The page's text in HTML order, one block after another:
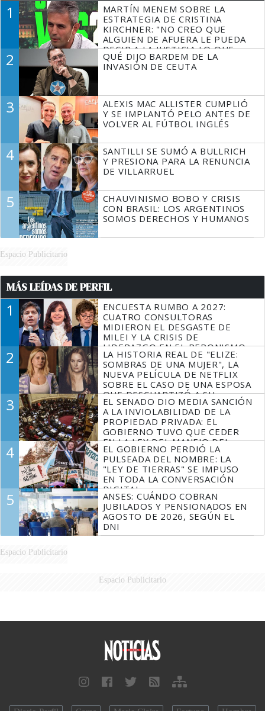
1
MARTÍN MENEM SOBRE LA
ESTRATEGIA DE CRISTINA
KIRCHNER: "NO CREO QUE
ALGUIEN DE AFUERA LE PUEDA
DECIR A LA JUSTICIA LO QUE
TIENE QUE HACER"
2
QUÉ DIJO BARDEM DE LA
INVASIÓN DE CEUTA
3
ALEXIS MAC ALLISTER CUMPLIÓ
Y SE IMPLANTÓ PELO ANTES DE
VOLVER AL FÚTBOL INGLÉS
4
SANTILLI SE SUMÓ A BULLRICH
Y PRESIONA PARA LA RENUNCIA
DE VILLARRUEL
5
CHAUVINISMO BOBO Y CRISIS
CON BRASIL: LOS ARGENTINOS
SOMOS DERECHOS Y HUMANOS
Espacio Publicitario
MÁS LEÍDAS DE PERFIL
1
ENCUESTA RUMBO A 2027:
CUATRO CONSULTORAS
MIDIERON EL DESGASTE DE
MILEI Y LA CRISIS DE
LIDERAZGO EN EL PERONISMO
2
LA HISTORIA REAL DE "ELIZE:
SOMBRAS DE UNA MUJER", LA
NUEVA PELÍCULA DE NETFLIX
SOBRE EL CASO DE UNA ESPOSA
QUE DESCUARTIZÓ A SU
MARIDO
3
EL SENADO DIO MEDIA SANCIÓN
A LA INVIOLABILIDAD DE LA
PROPIEDAD PRIVADA: EL
GOBIERNO TUVO QUE CEDER
EN LA LEY DEL MANEJO DEL
FUEGO
4
EL GOBIERNO PERDIÓ LA
PULSEADA DEL NOMBRE: LA
"LEY DE TIERRAS" SE IMPUSO
EN TODA LA CONVERSACIÓN
DIGITAL
5
ANSES: CUÁNDO COBRAN
JUBILADOS Y PENSIONADOS EN
AGOSTO DE 2026, SEGÚN EL
DNI
Espacio Publicitario
Espacio Publicitario